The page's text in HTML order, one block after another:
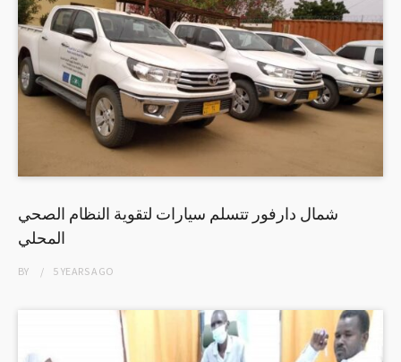
شمال دارفور تتسلم سيارات لتقوية النظام الصحي
المحلي
BY 5 YEARSAGO